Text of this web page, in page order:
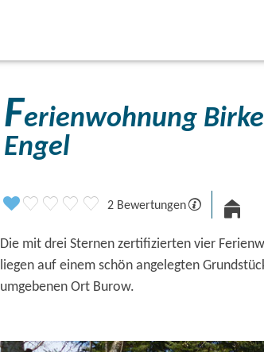
Ferienwohnung
Engel
2 Bewertungen
Die mit drei Sternen zertifizierten vier
liegen auf einem schön angelegten
umgebenen Ort Burow.